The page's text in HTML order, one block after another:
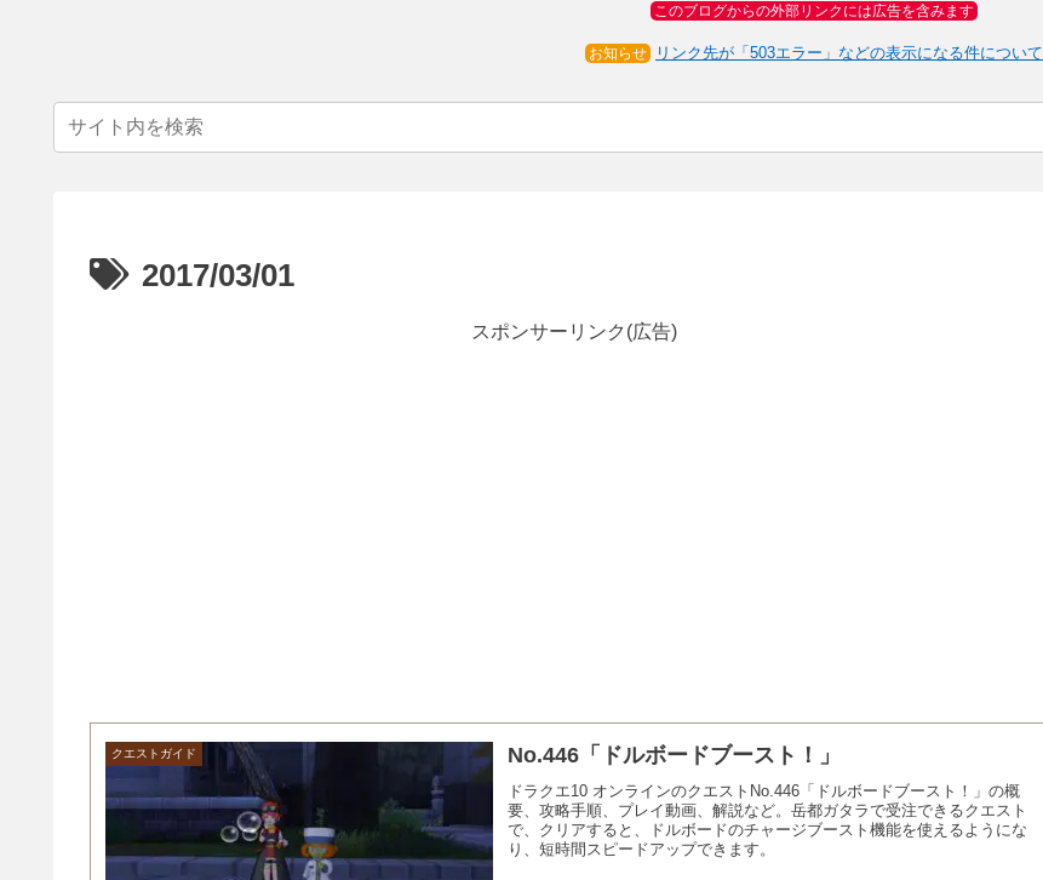
このブログからの外部リンクには広告を含みます
お知らせ リンク先が「503エラー」などの表示になる件について
2017/03/01
スポンサーリンク(広告)
クエストガイド No.446「ドルボードブースト！」
ドラクエ10 オンラインのクエストNo.446「ドルボードブースト！」の概
要、攻略手順、プレイ動画、解説など。岳都ガタラで受注できるクエスト
で、クリアすると、ドルボードのチャージブースト機能を使えるようにな
り、短時間スピードアップできます。